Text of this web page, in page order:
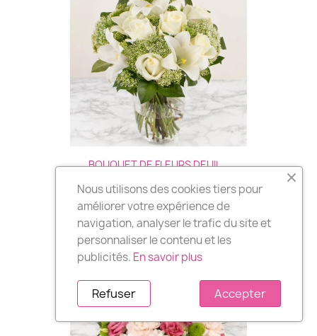
BOUQUET DE FLEURS DEUIL...
46,00 €
Nous utilisons des cookies tiers pour
améliorer votre expérience de
navigation, analyser le trafic du site et
personnaliser le contenu et les
publicités. En savoir plus
Accepter
Refuser